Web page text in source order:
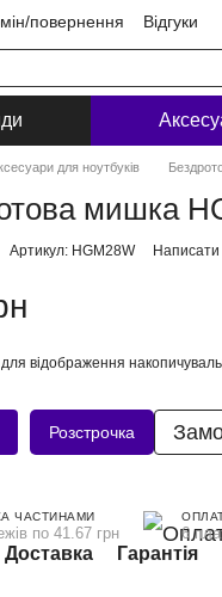
повернення
Відгуки
для ноутбуків
мишка
Артикул: HGM28W Написати
для відображення
Розстрочка
ЧАСТИНАМИ
по 41.67 грн 6
Доставка Гарантія